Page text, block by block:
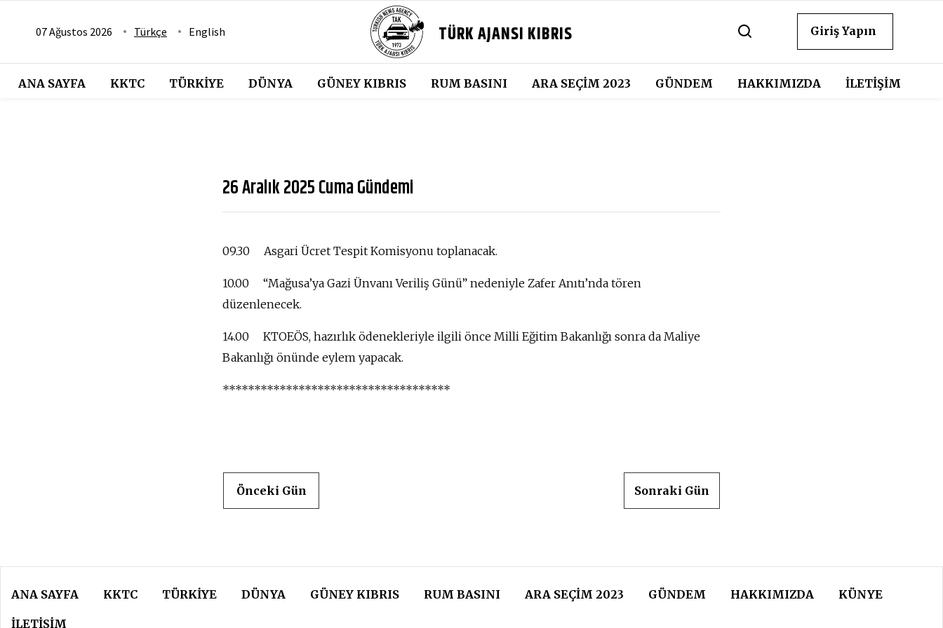
07 Ağustos 2026 Türkçe English TÜRK AJANSI KIBRIS Giriş Yapın
ANA SAYFA KKTC TÜRKIYE DÜNYA GÜNEY KIBRIS RUM BASINI ARA SEÇIM 2023 GÜNDEM HAKKIMIZDA İLETİŞİM
26 Aralık 2025 Cuma Gündemi
09.30 Asgari Ücret Tespit Komisyonu toplanacak.
10.00 “Mağusa’ya Gazi Ünvanı Veriliş Günü” nedeniyle Zafer Anıtı’nda tören
düzenlenecek.
14.00 KTOEÖS, hazırlık ödenekleriyle ilgili önce Milli Eğitim Bakanlığı sonra da Maliye
Bakanlığı önünde eylem yapacak.
************************************
Önceki Gün Sonraki Gün
ANA SAYFA KKTC TÜRKIYE DÜNYA GÜNEY KIBRIS RUM BASINI ARA SEÇIM 2023 GÜNDEM HAKKIMIZDA KÜNYE
İLETİŞİM